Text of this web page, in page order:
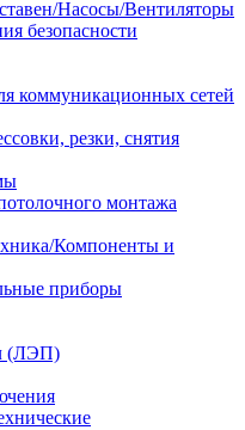
Насосы/Вентиляторы
безопасности
коммуникационных сетей
резки, снятия
монтажа
Компоненты и
приборы
(ЛЭП)